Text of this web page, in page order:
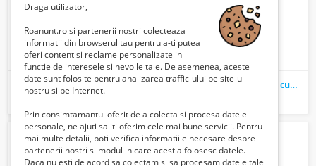
Barbat tanar caut sa fac curatenie la o doamna singura Barbat matur caut sa fac curatenie spalat geamuri menaj mutari curte gradina
Draga utilizator,
Roanunt.ro si partenerii nostri colecteaza
informatii din browserul tau pentru a-ti putea
oferi content si reclame personalizate in
functie de interesele si nevoile tale. De asemenea, aceste
date sunt folosite pentru analizarea traffic-ului pe site-ul
nostru si pe Internet.
Prin consimtamantul oferit de a colecta si procesa datele
personale, ne ajuti sa iti oferim cele mai bune servicii. Pentru
mai multe detalii, poti verifica informatiile necesare despre
partenerii nostri si modul in care acestia folosesc datele.
Daca nu esti de acord sa colectam si sa procesam datele tale